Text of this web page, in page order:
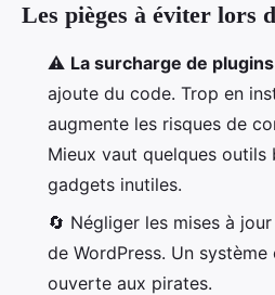
Les pièges à éviter lors
⚠️ La surcharge de plugins
ajoute du code. Trop en
augmente les risques de
Mieux vaut quelques
gadgets inutiles.
🔄 Négliger les mises à
de WordPress. Un
ouverte aux pirates.